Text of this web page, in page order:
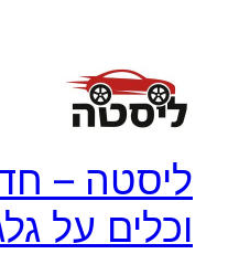
ליסטה –
וכלים על